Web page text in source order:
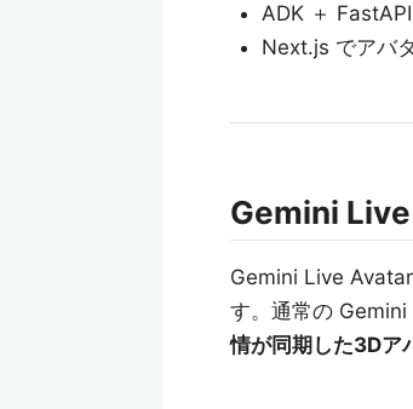
ADK ＋
Next.js でアバ
Gemini
Gemini Live
す。通常の
情が同期した3Dア